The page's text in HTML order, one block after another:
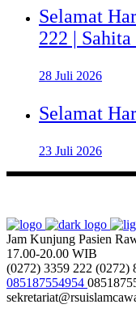
Selamat
222 |
28 Juli 2026
Selamat
23 Juli 2026
Jam Kunjung Pasien
17.00-20.00 WIB
(0272) 3359 222 (0272)
085187554954